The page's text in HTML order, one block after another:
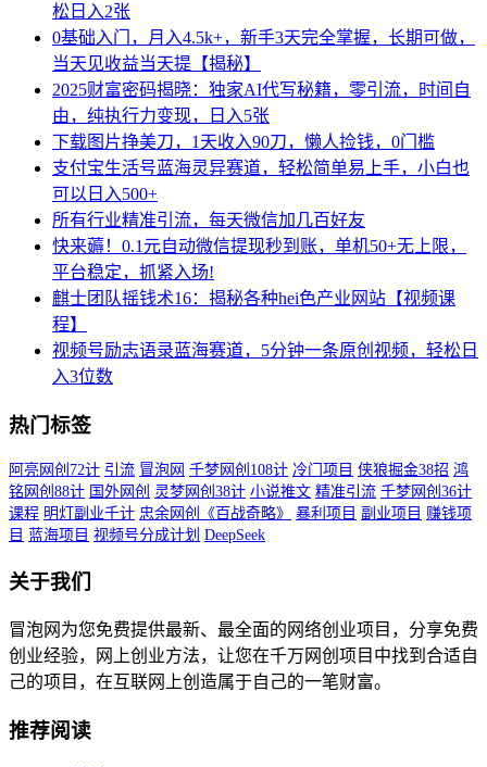
松日入2张
0基础入门，月入4.5k+，新手3天完全掌握，长期可做，
当天见收益当天提【揭秘】
2025财富密码揭晓：独家AI代写秘籍，零引流，时间自
由，纯执行力变现，日入5张
下载图片挣美刀，1天收入90刀，懒人捡钱，0门槛
支付宝生活号蓝海灵异赛道，轻松简单易上手，小白也
可以日入500+
所有行业精准引流，每天微信加几百好友
快来薅！0.1元自动微信提现秒到账，单机50+无上限，
平台稳定，抓紧入场!
麒士团队摇钱术16：揭秘各种hei色产业网站【视频课
程】
视频号励志语录蓝海赛道，5分钟一条原创视频，轻松日
入3位数
热门标签
阿亮网创72计 引流 冒泡网 千梦网创108计 冷门项目 侠狼掘金38招 鸿
铭网创88计 国外网创 灵梦网创38计 小说推文 精准引流 千梦网创36计
课程 明灯副业千计 忠余网创《百战奇略》 暴利项目 副业项目 赚钱项
目 蓝海项目 视频号分成计划 DeepSeek
关于我们
冒泡网为您免费提供最新、最全面的网络创业项目，分享免费
创业经验，网上创业方法，让您在千万网创项目中找到合适自
己的项目，在互联网上创造属于自己的一笔财富。
推荐阅读